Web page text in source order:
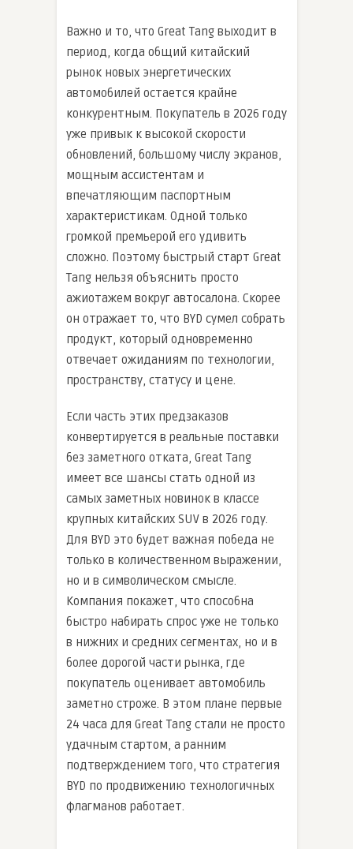
Важно и то, что Great Tang выходит в
период, когда общий китайский
рынок новых энергетических
автомобилей остается крайне
конкурентным. Покупатель в 2026 году
уже привык к высокой скорости
обновлений, большому числу экранов,
мощным ассистентам и
впечатляющим паспортным
характеристикам. Одной только
громкой премьерой его удивить
сложно. Поэтому быстрый старт Great
Tang нельзя объяснить просто
ажиотажем вокруг автосалона. Скорее
он отражает то, что BYD сумел собрать
продукт, который одновременно
отвечает ожиданиям по технологии,
пространству, статусу и цене.
Если часть этих предзаказов
конвертируется в реальные поставки
без заметного отката, Great Tang
имеет все шансы стать одной из
самых заметных новинок в классе
крупных китайских SUV в 2026 году.
Для BYD это будет важная победа не
только в количественном выражении,
но и в символическом смысле.
Компания покажет, что способна
быстро набирать спрос уже не только
в нижних и средних сегментах, но и в
более дорогой части рынка, где
покупатель оценивает автомобиль
заметно строже. В этом плане первые
24 часа для Great Tang стали не просто
удачным стартом, а ранним
подтверждением того, что стратегия
BYD по продвижению технологичных
флагманов работает.